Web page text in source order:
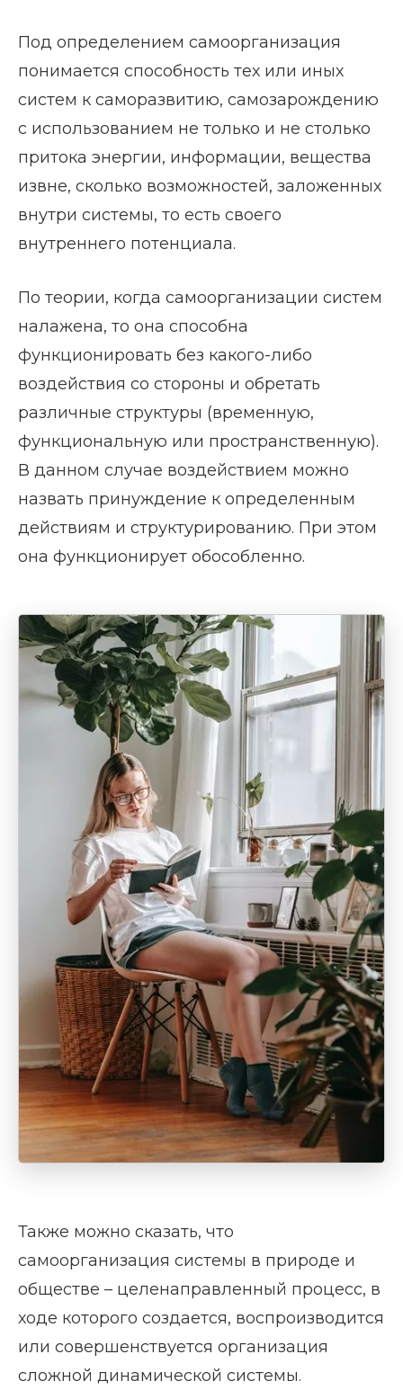
Под определением самоорганизация
понимается способность тех или иных
систем к саморазвитию, самозарождению
с использованием не только и не столько
притока энергии, информации, вещества
извне, сколько возможностей, заложенных
внутри системы, то есть своего
внутреннего потенциала.
По теории, когда самоорганизации систем
налажена, то она способна
функционировать без какого-либо
воздействия со стороны и обретать
различные структуры (временную,
функциональную или пространственную).
В данном случае воздействием можно
назвать принуждение к определенным
действиям и структурированию. При этом
она функционирует обособленно.
Также можно сказать, что
самоорганизация системы в природе и
обществе – целенаправленный процесс, в
ходе которого создается, воспроизводится
или совершенствуется организация
сложной динамической системы.